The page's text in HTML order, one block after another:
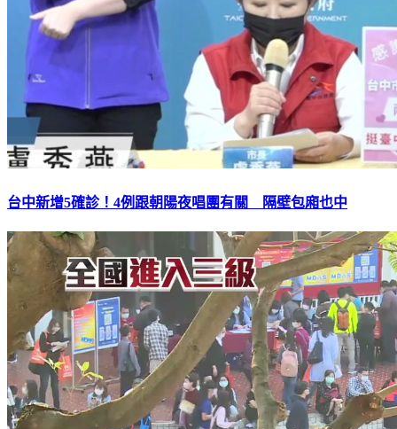
台中新增5確診！4例跟朝陽夜唱團有關 隔壁包廂也中